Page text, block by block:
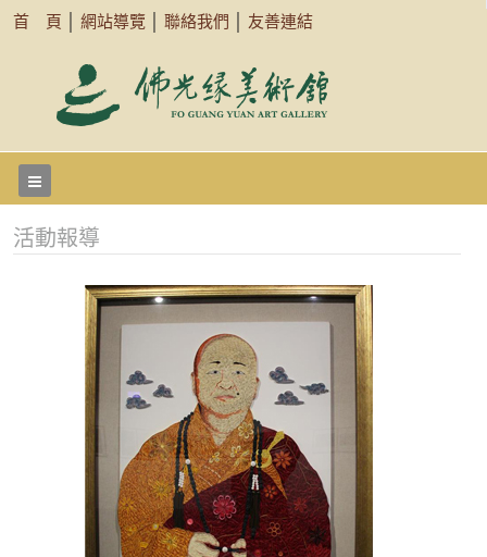
首 頁 網站導覽 聯絡我們 友善連結
活動報導